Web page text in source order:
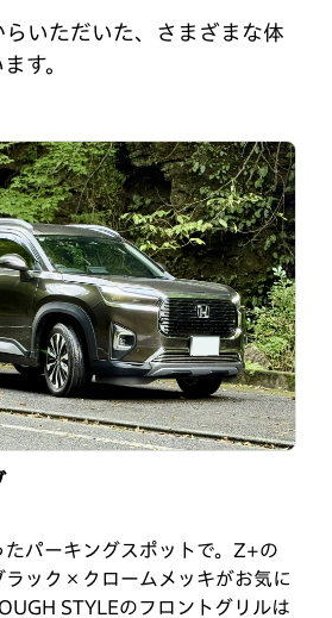
いただいた、さまざまな体
す。
動車に乗っていました。しかし、
など不満がありました。母親が
ており、Hondaの走りの良さは
ました。フィット CROSSTAR
た。昨年にWR-Vがデビューし
っており、点検等で行きつけの
たパーキングスポットで。Z+の
ック×クロームメッキがお気に
STYLEのフロントグリルは